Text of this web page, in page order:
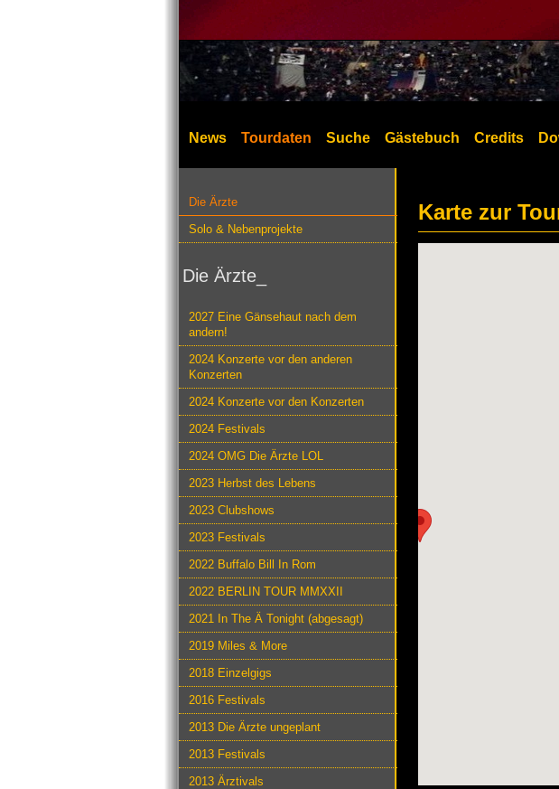
News Tourdaten Suche Gästebuch Credits
Die Ärzte
Solo & Nebenprojekte
Die Ärzte_
2027 Eine Gänsehaut nach dem
andern!
2024 Konzerte vor den anderen
Konzerten
2024 Konzerte vor den Konzerten
2024 Festivals
2024 OMG Die Ärzte LOL
2023 Herbst des Lebens
2023 Clubshows
2023 Festivals
2022 Buffalo Bill In Rom
2022 BERLIN TOUR MMXXII
2021 In The Ä Tonight (abgesagt)
2019 Miles & More
2018 Einzelgigs
2016 Festivals
2013 Die Ärzte ungeplant
2013 Festivals
2013 Ärztivals
Karte zur